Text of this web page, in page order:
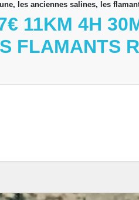
les anciennes salines, les
11KM 4H
FLAMANTS